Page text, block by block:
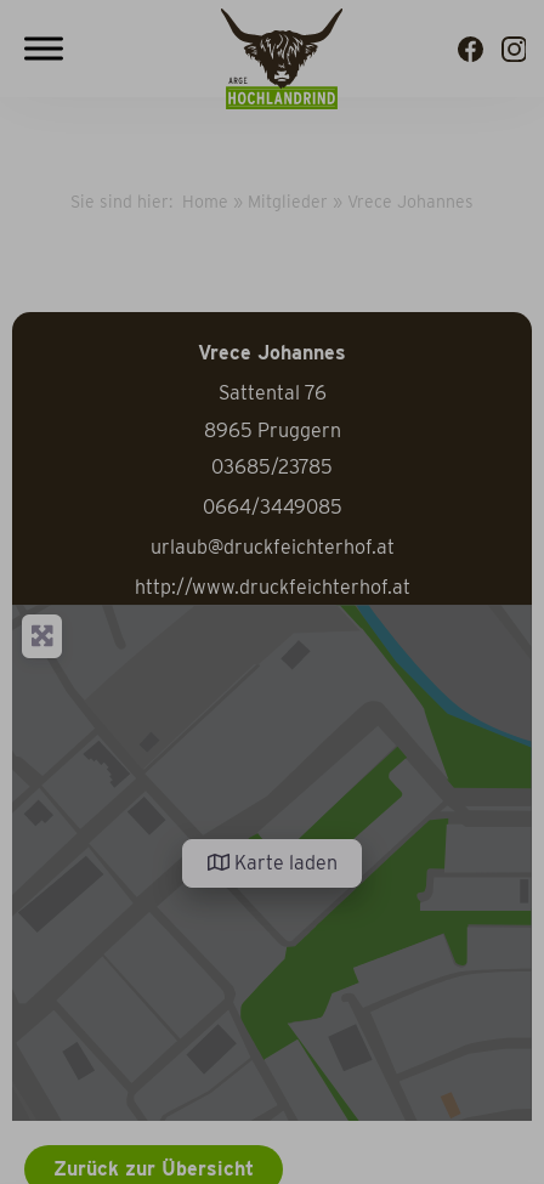
Sie sind hier: Home » Mitglieder » Vrece Johannes
Vrece Johannes
Sattental 76
8965 Pruggern
03685/23785
0664/3449085
urlaub@druckfeichterhof.at
http://www.druckfeichterhof.at
Karte laden
Zurück zur Übersicht